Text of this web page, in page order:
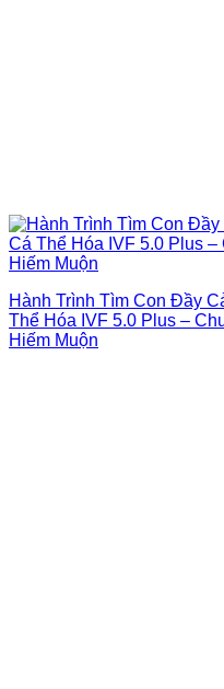
Hành Trình Tìm Con Đầy
Thể Hóa IVF 5.0 Plus –
Hiếm Muộn